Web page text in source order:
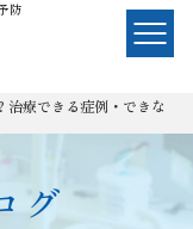
防
治療できる症例・できな
グ